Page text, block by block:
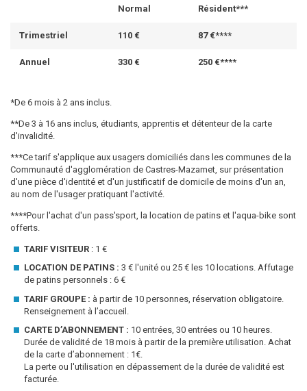
Normal Résident***
Trimestriel 110 € 87 €****
Annuel 330 € 250 €****
*De 6 mois à 2 ans inclus.
**De 3 à 16 ans inclus, étudiants, apprentis et détenteur de la carte
d'invalidité.
***Ce tarif s'applique aux usagers domiciliés dans les communes de la
Communauté d'agglomération de Castres-Mazamet, sur présentation
d'une pièce d'identité et d'un justificatif de domicile de moins d'un an,
au nom de l'usager pratiquant l'activité.
****Pour l'achat d'un pass'sport, la location de patins et l'aqua-bike sont
offerts.
TARIF VISITEUR : 1 €
LOCATION DE PATINS : 3 € l'unité ou 25 € les 10 locations. Affutage
de patins personnels : 6 €
TARIF GROUPE : à partir de 10 personnes, réservation obligatoire.
Renseignement à l’accueil.
CARTE D’ABONNEMENT : 10 entrées, 30 entrées ou 10 heures.
Durée de validité de 18 mois à partir de la première utilisation. Achat
de la carte d’abonnement : 1€.
La perte ou l'utilisation en dépassement de la durée de validité est
facturée.